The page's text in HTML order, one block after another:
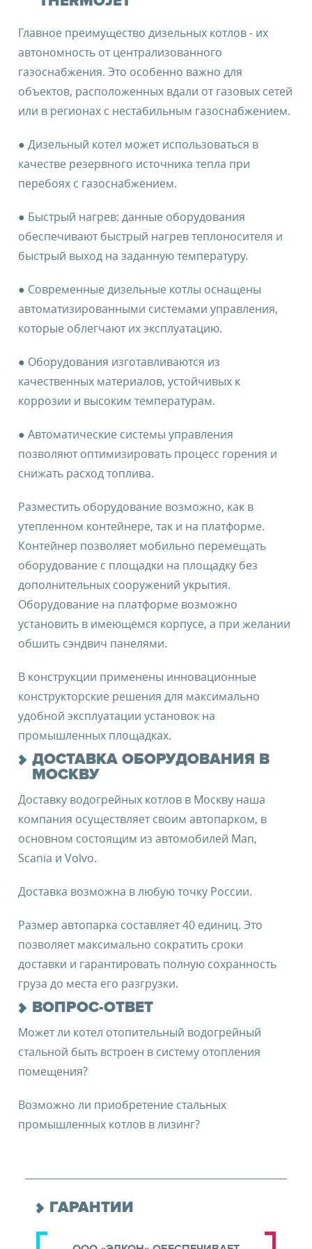
Главное преимущество дизельных котлов - их
автономность от централизованного
газоснабжения. Это особенно важно для
объектов, расположенных вдали от газовых сетей
или в регионах с нестабильным газоснабжением.
● Дизельный котел может использоваться в
качестве резервного источника тепла при
перебоях с газоснабжением.
● Быстрый нагрев: данные оборудования
обеспечивают быстрый нагрев теплоносителя и
быстрый выход на заданную температуру.
● Современные дизельные котлы оснащены
автоматизированными системами управления,
которые облегчают их эксплуатацию.
● Оборудования изготавливаются из
качественных материалов, устойчивых к
коррозии и высоким температурам.
● Автоматические системы управления
позволяют оптимизировать процесс горения и
снижать расход топлива.
Разместить оборудование возможно, как в
утепленном контейнере, так и на платформе.
Контейнер позволяет мобильно перемещать
оборудование с площадки на площадку без
дополнительных сооружений укрытия.
Оборудование на платформе возможно
установить в имеющемся корпусе, а при желании
обшить сэндвич панелями.
В конструкции применены инновационные
конструкторские решения для максимально
удобной эксплуатации установок на
промышленных площадках.
ДОСТАВКА ОБОРУДОВАНИЯ В
МОСКВУ
Доставку водогрейных котлов в Москву наша
компания осуществляет своим автопарком, в
основном состоящим из автомобилей Man,
Scania и Volvo.
Доставка возможна в любую точку России.
Размер автопарка составляет 40 единиц. Это
позволяет максимально сократить сроки
доставки и гарантировать полную сохранность
груза до места его разгрузки.
ВОПРОС-ОТВЕТ
Может ли котел отопительный водогрейный
стальной быть встроен в систему отопления
помещения?
Возможно ли приобретение стальных
промышленных котлов в лизинг?
ГАРАНТИИ